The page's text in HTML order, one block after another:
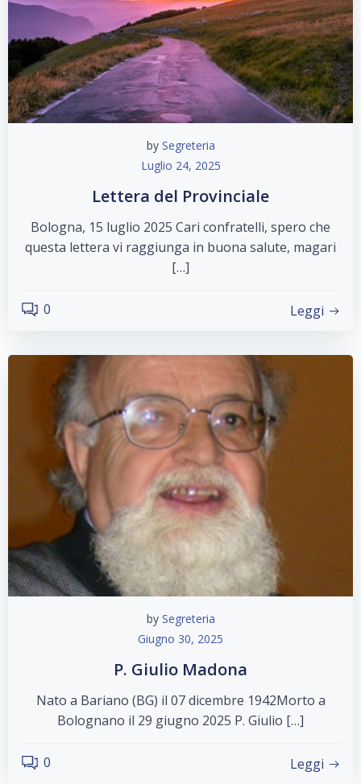
by Segreteria
Luglio 24, 2025
Lettera del Provinciale
Bologna, 15 luglio 2025 Cari confratelli, spero che
questa lettera vi raggiunga in buona salute, magari
[…]
0 Leggi
by Segreteria
Giugno 30, 2025
P. Giulio Madona
Nato a Bariano (BG) il 07 dicembre 1942Morto a
Bolognano il 29 giugno 2025 P. Giulio […]
0 Leggi